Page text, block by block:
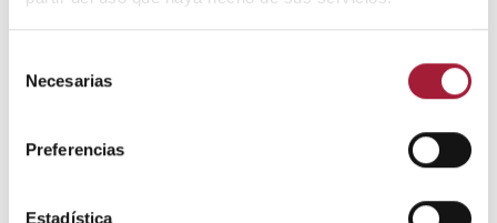
Necesarias
Preferencias
Estadística
Si la rozadura ha formado una herida abierta, se deben
aplicar antisépticos como la clorhexidina o la povidona
Cuando la rozadura en la ingle es superficial, aplicar